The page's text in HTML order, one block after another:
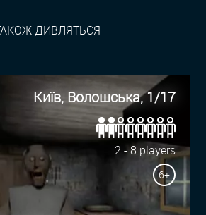
ДИВЛЯТЬСЯ
Київ, Волошська, 1/17
2 - 8 players
6+